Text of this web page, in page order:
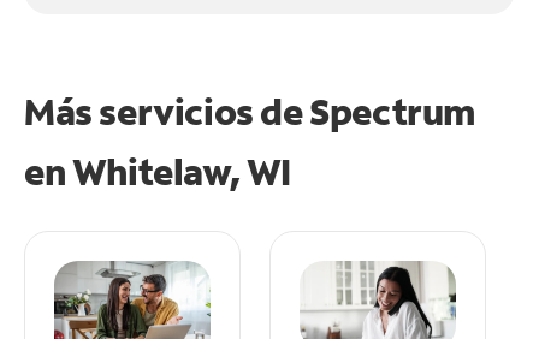
Más servicios de Spectrum
enWhitelaw, WI